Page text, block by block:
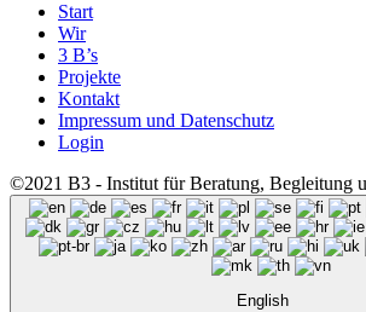
Start
Wir
3 B’s
Projekte
Kontakt
Impressum und Datenschutz
Login
©2021 B3 - Institut für Beratung, Begleitung
English